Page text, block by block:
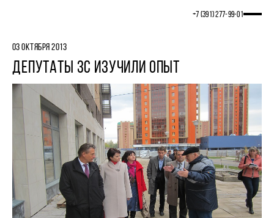
+7 (391) 277‒99‒01
03 ОКТЯБРЯ 2013
ДЕПУТАТЫ ЗС ИЗУЧИЛИ ОПЫТ